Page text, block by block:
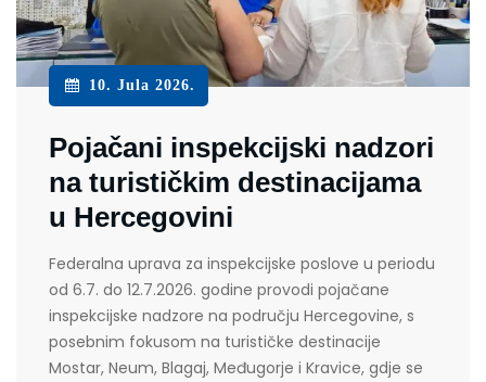
10. Jula 2026.
Pojačani inspekcijski nadzori
na turističkim destinacijama
u Hercegovini
Federalna uprava za inspekcijske poslove u periodu
od 6.7. do 12.7.2026. godine provodi pojačane
inspekcijske nadzore na području Hercegovine, s
posebnim fokusom na turističke destinacije
Mostar, Neum, Blagaj, Međugorje i Kravice, gdje se